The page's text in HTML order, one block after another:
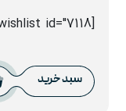
[yith_wcwl_add_to_wishlist id="7118"]
سبد خرید